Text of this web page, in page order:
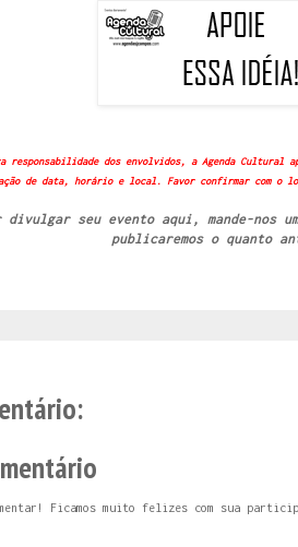
responsabilidade dos envolvidos, a Agenda Cultural
de data, horário e local. Favor confirmar com o
divulgar seu evento aqui, mande-nos
publicaremos o quanto
Ficamos muito felizes com sua